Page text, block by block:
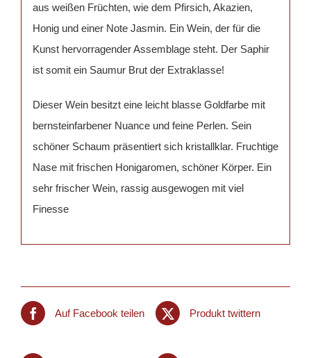
aus weißen Früchten, wie dem Pfirsich, Akazien,
Honig und einer Note Jasmin. Ein Wein, der für die
Kunst hervorragender Assemblage steht. Der Saphir
ist somit ein Saumur Brut der Extraklasse!
Dieser Wein besitzt eine leicht blasse Goldfarbe mit
bernsteinfarbener Nuance und feine Perlen. Sein
schöner Schaum präsentiert sich kristallklar. Fruchtige
Nase mit frischen Honigaromen, schöner Körper. Ein
sehr frischer Wein, rassig ausgewogen mit viel
Finesse
Auf Facebook teilen Produkt twittern